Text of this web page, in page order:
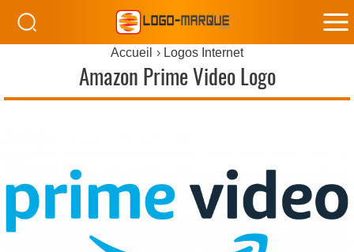
Accueil Logos Internet
Amazon Prime Video Logo